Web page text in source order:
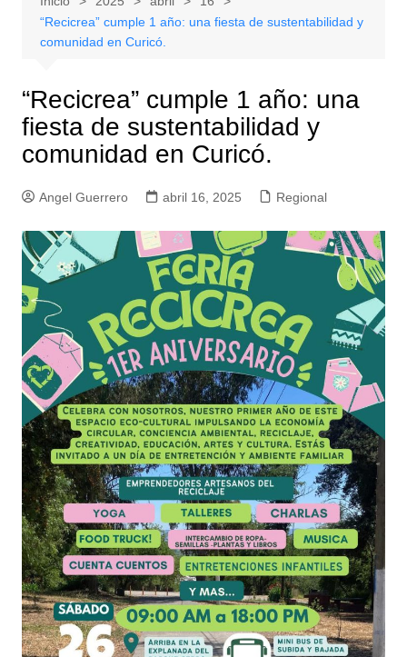
“Recicrea” cumple 1 año: una fiesta de sustentabilidad y
comunidad en Curicó.
“Recicrea” cumple 1 año: una
fiesta de sustentabilidad y
comunidad en Curicó.
Angel Guerrero abril 16, 2025 Regional